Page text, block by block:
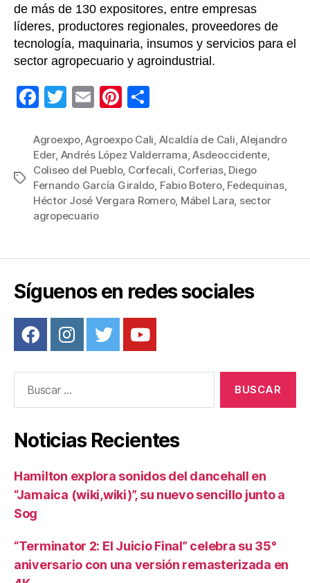
de más de 130 expositores, entre empresas
líderes, productores regionales, proveedores de
tecnología, maquinaria, insumos y servicios para el
sector agropecuario y agroindustrial.
F
c
e
b
o
o
k
T
tt
er
E
ail
Pi
er
e
st
m
p
ar
tir
Etiquetas
Agroexpo,Agroexpo Cali, Alcaldía de Cali,Alejandro
Eder, Andrés López Valderrama,Asdeoccidente,
Coliseo del Pueblo, Corfecali, Corferias, Diego
Fernando García Giraldo, Fabio Botero, Fedequinas,
Héctor José Vergara Romero, Mábel Lara, sector
agropecuario
Síguenos en redes sociales
Noticias Recientes
Hamilton explora sonidos del dancehall en
“Jamaica (wiki,wiki)”, su nuevo sencillo junto a
Sog
“Terminator 2: El Juicio Final” celebra su 35°
aniversario con una versión remasterizada en